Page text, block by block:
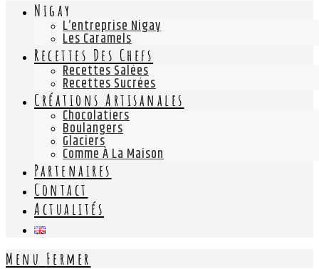
Nigay
L’entreprise Nigay
Les Caramels
Recettes Des Chefs
Recettes Salées
Recettes Sucrées
Créations Artisanales
Chocolatiers
Boulangers
Glaciers
Comme À La Maison
Partenaires
Contact
Actualités
Menu Fermer